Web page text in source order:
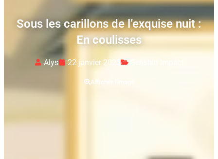
Sous les carillons de l’exquise nuit :
En coulisses
Alys 22 janvier 2023
Afficher l'image